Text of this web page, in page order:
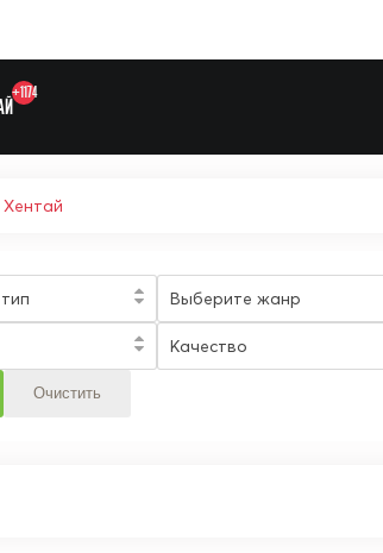
+1174
Хентай
Выберите жанр
Качество